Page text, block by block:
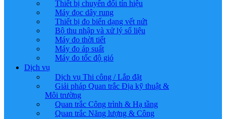
Thiết bị chuyển đổi tín hiệu
Máy đọc dây rung
Thiết bị đo biến dạng vết nứt
Bộ thu nhập và xử lý số liệu
Máy đo thời tiết
Máy đo áp suất
Máy đo tốc độ gió
Dịch vụ
Dịch vụ Thi công / Lắp đặt
Giải pháp Quan trắc Địa kỹ thuật &
Môi trường
Quan trắc Công trình & Hạ tầng
Quan trắc Năng lượng & Công